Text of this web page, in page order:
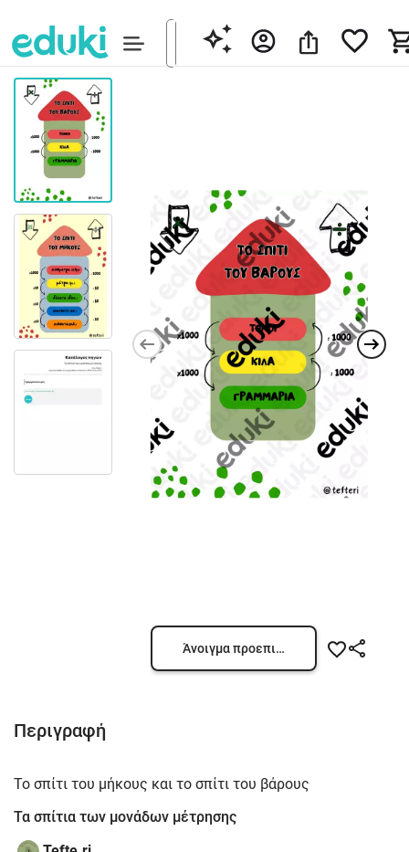
Άνοιγμα προεπισκόπησης
Περιγραφή
Το σπίτι του μήκους και το σπίτι του βάρους
Τα σπίτια των μονάδων μέτρησης